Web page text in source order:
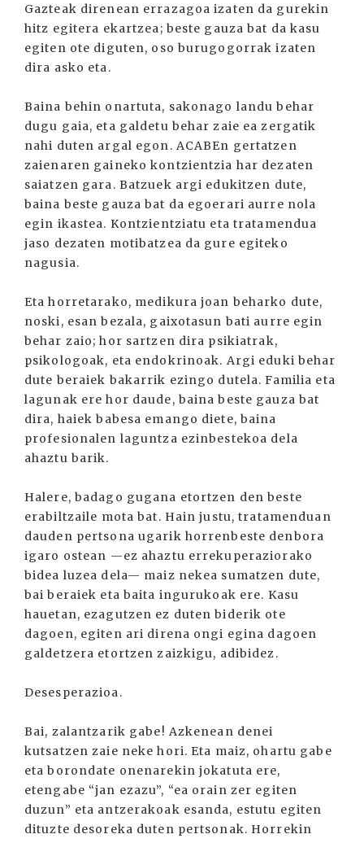
Gazteak direnean errazagoa izaten da gurekin
hitz egitera ekartzea; beste gauza bat da kasu
egiten ote diguten, oso burugogorrak izaten
dira asko eta.
Baina behin onartuta, sakonago landu behar
dugu gaia, eta galdetu behar zaie ea zergatik
nahi duten argal egon. ACABEn gertatzen
zaienaren gaineko kontzientzia har dezaten
saiatzen gara. Batzuek argi edukitzen dute,
baina beste gauza bat da egoerari aurre nola
egin ikastea. Kontzientziatu eta tratamendua
jaso dezaten motibatzea da gure egiteko
nagusia.
Eta horretarako, medikura joan beharko dute,
noski, esan bezala, gaixotasun bati aurre egin
behar zaio; hor sartzen dira psikiatrak,
psikologoak, eta endokrinoak. Argi eduki behar
dute beraiek bakarrik ezingo dutela. Familia eta
lagunak ere hor daude, baina beste gauza bat
dira, haiek babesa emango diete, baina
profesionalen laguntza ezinbestekoa dela
ahaztu barik.
Halere, badago gugana etortzen den beste
erabiltzaile mota bat. Hain justu, tratamenduan
dauden pertsona ugarik horrenbeste denbora
igaro ostean —ez ahaztu errekuperaziorako
bidea luzea dela— maiz nekea sumatzen dute,
bai beraiek eta baita ingurukoak ere. Kasu
hauetan, ezagutzen ez duten biderik ote
dagoen, egiten ari direna ongi egina dagoen
galdetzera etortzen zaizkigu, adibidez.
Desesperazioa.
Bai, zalantzarik gabe! Azkenean denei
kutsatzen zaie neke hori. Eta maiz, ohartu gabe
eta borondate onenarekin jokatuta ere,
etengabe “jan ezazu”, “ea orain zer egiten
duzun” eta antzerakoak esanda, estutu egiten
dituzte desoreka duten pertsonak. Horrekin